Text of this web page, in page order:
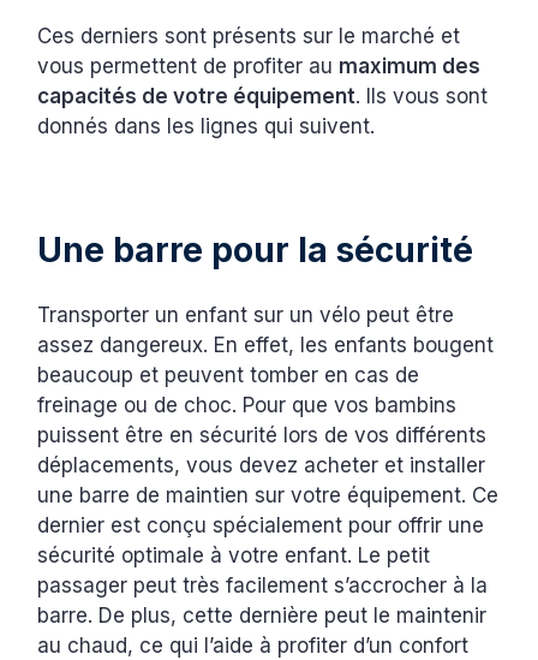
Ces derniers sont présents sur le marché et
vous permettent de profiter au maximum des
capacités de votre équipement. Ils vous sont
donnés dans les lignes qui suivent.
Une barre pour la sécurité
Transporter un enfant sur un vélo peut être
assez dangereux. En effet, les enfants bougent
beaucoup et peuvent tomber en cas de
freinage ou de choc. Pour que vos bambins
puissent être en sécurité lors de vos différents
déplacements, vous devez acheter et installer
une barre de maintien sur votre équipement. Ce
dernier est conçu spécialement pour offrir une
sécurité optimale à votre enfant. Le petit
passager peut très facilement s’accrocher à la
barre. De plus, cette dernière peut le maintenir
au chaud, ce qui l’aide à profiter d’un confort